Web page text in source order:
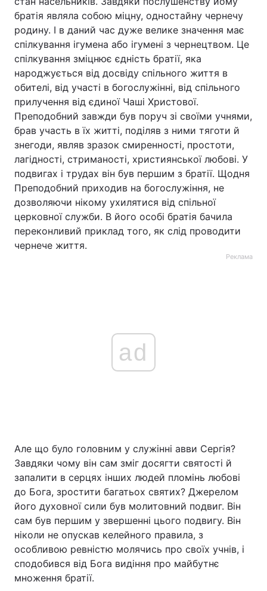
братія являла собою міцну, одностайну чернечу
родину. І в даний час дуже велике значення має
спілкування ігумена або ігумені з чернецтвом. Це
спілкування зміцнює єдність братії, яка
народжується від досвіду спільного життя в
обителі, від участі в богослужінні, від спільного
прилучення від єдиної Чаші Христової.
Преподобний завжди був поруч зі своїми учнями,
брав участь в їх житті, поділяв з ними тяготи й
знегоди, являв зразок смиренності, простоти,
лагідності, стриманості, християнської любові. У
подвигах і трудах він був першим з братії. Щодня
Преподобний приходив на богослужіння, не
дозволяючи нікому ухилятися від спільної
церковної служби. В його особі братія бачила
переконливий приклад того, як слід проводити
чернече життя.
Реклама
ad
Але що було головним у служінні авви Сергія?
Завдяки чому він сам зміг досягти святості й
запалити в серцях інших людей пломінь любові
до Бога, зростити багатьох святих? Джерелом
його духовної сили був молитовний подвиг. Він
сам був першим у звершенні цього подвигу. Він
ніколи не опускав келейного правила, з
особливою ревністю молячись про своїх учнів, і
сподобився від Бога видіння про майбутнє
множення братії.